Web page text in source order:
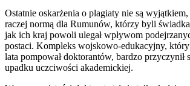
Ostatnie oskarżenia o plagiaty nie są wyjątkiem,
raczej normą dla Rumunów, którzy byli
jak ich kraj powoli ulegał wpływom
postaci. Kompleks wojskowo-edukacyjny,
lata pompował doktorantów, bardzo przyczynił
upadku uczciwości akademickiej.